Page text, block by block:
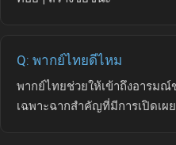
Q: พากย์ไทยดีไหม
พากย์ไทยช่วยให้เข้าถึงอารมณ์
เฉพาะฉากสำคัญที่มีการเปิดเผ